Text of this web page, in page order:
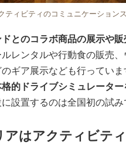
ティビティのコミュニケーション
とのコラボ商品の展示や販
レンタルや行動食の販売、
ギア展示なども行っていま
的ドライブシミュレーター
設置するのは全国初の試み
アはアクティビテ